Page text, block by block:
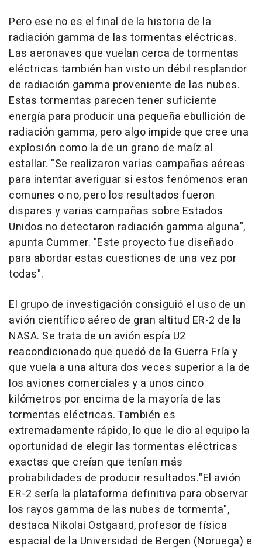
Pero ese no es el final de la historia de la
radiación gamma de las tormentas eléctricas.
Las aeronaves que vuelan cerca de tormentas
eléctricas también han visto un débil resplandor
de radiación gamma proveniente de las nubes.
Estas tormentas parecen tener suficiente
energía para producir una pequeña ebullición de
radiación gamma, pero algo impide que cree una
explosión como la de un grano de maíz al
estallar. "Se realizaron varias campañas aéreas
para intentar averiguar si estos fenómenos eran
comunes o no, pero los resultados fueron
dispares y varias campañas sobre Estados
Unidos no detectaron radiación gamma alguna",
apunta Cummer. "Este proyecto fue diseñado
para abordar estas cuestiones de una vez por
todas".
El grupo de investigación consiguió el uso de un
avión científico aéreo de gran altitud ER-2 de la
NASA. Se trata de un avión espía U2
reacondicionado que quedó de la Guerra Fría y
que vuela a una altura dos veces superior a la de
los aviones comerciales y a unos cinco
kilómetros por encima de la mayoría de las
tormentas eléctricas. También es
extremadamente rápido, lo que le dio al equipo la
oportunidad de elegir las tormentas eléctricas
exactas que creían que tenían más
probabilidades de producir resultados."El avión
ER-2 sería la plataforma definitiva para observar
los rayos gamma de las nubes de tormenta",
destaca Nikolai Ostgaard, profesor de física
espacial de la Universidad de Bergen (Noruega) e